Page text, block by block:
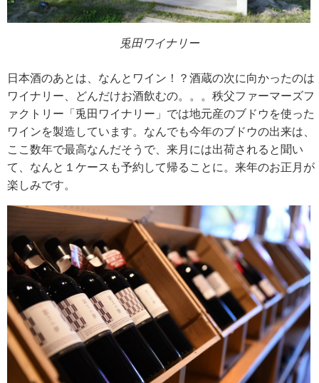
兎田ワイナリー
日本酒のあとは、なんとワイン！？酒蔵の次に向かったのは
ワイナリー、どんだけお酒飲むの。。。秩父ファーマーズフ
ァクトリー「兎田ワイナリー」では地元産のブドウを使った
ワインを製造しています。なんでも今年のブドウの出来は、
ここ数年で最高なんだそうで、来月には出荷されると聞い
て、なんと１ケースも予約して帰ることに。来年のお正月が
楽しみです。